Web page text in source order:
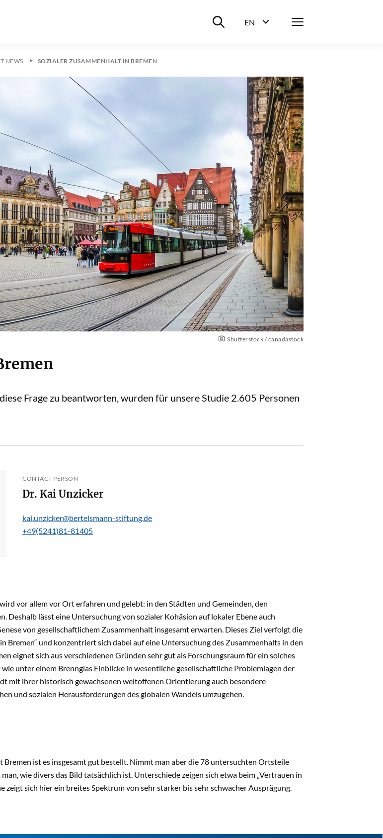
Suche ein-/ausblenden
EN
Menü
NEWS SOZIALER ZUSAMMENHALT IN BREMEN
Shutterstock / canadastock
Frage zu beantworten, wurden für unsere Studie 2.605 Personen
CONTACT PERSON
Dr. Kai Unzicker
kai.unzicker@bertelsmann-stiftung.de
+49(5241)81-81405
vor allem vor Ort erfahren und gelebt: in den Städten und Gemeinden, den
Deshalb lässt eine Untersuchung von sozialer Kohäsion auf lokaler Ebene auch
von gesellschaftlichem Zusammenhalt insgesamt erwarten. Dieses Ziel verfolgt die
Bremen“ und konzentriert sich dabei auf eine Untersuchung des Zusammenhalts in den
eignet sich aus verschiedenen Gründen sehr gut als Forschungsraum für ein solches
unter einem Brennglas Einblicke in wesentliche gesellschaftliche Problemlagen der
mit ihrer historisch gewachsenen weltoffenen Orientierung auch besondere
und sozialen Herausforderungen des globalen Wandels umzugehen.
Bremen ist es insgesamt gut bestellt. Nimmt man aber die 78 untersuchten Ortsteile
wie divers das Bild tatsächlich ist. Unterschiede zeigen sich etwa beim „Vertrauen in
sich hier ein breites Spektrum von sehr starker bis sehr schwacher Ausprägung.